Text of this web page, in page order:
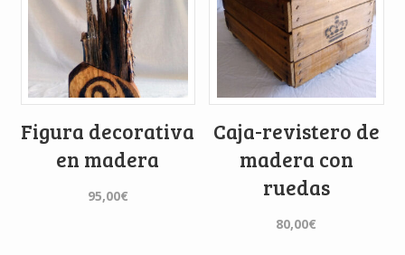
Figura decorativa
en madera
95,00€
Caja-revistero de
madera con
ruedas
80,00€